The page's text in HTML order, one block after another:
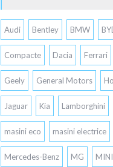
Audi Bentley BMW
Compacte Dacia Ferrari
Geely General Motors
Jaguar Kia Lamborghini
masini eco masini electrice
Mercedes-Benz MG MINI